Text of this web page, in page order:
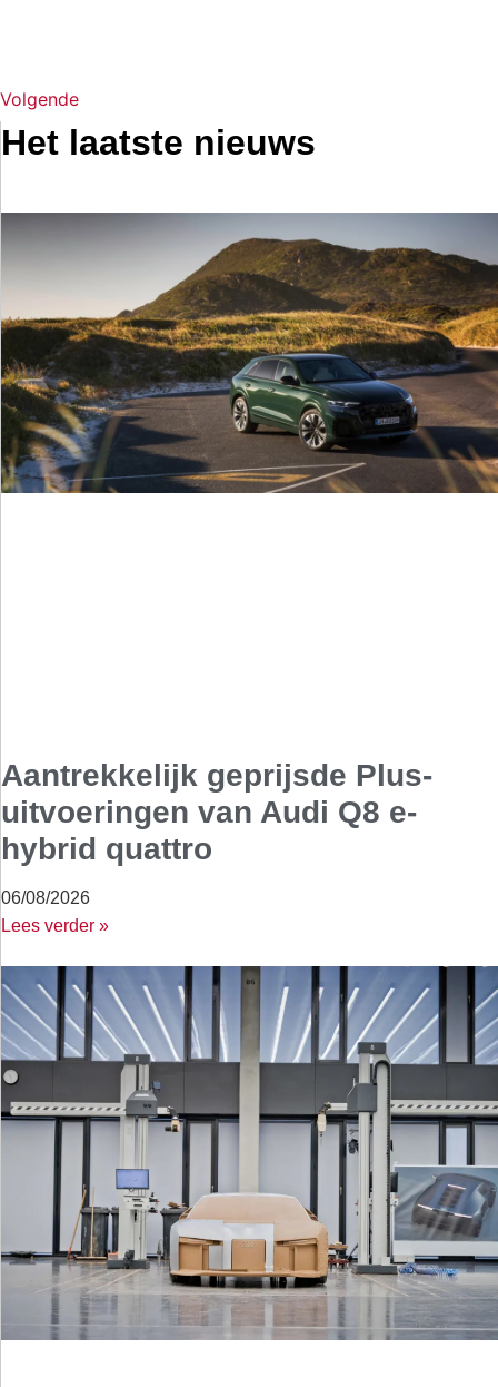
Volgende
Het laatste nieuws
Aantrekkelijk geprijsde Plus-
uitvoeringen van Audi Q8 e-
hybrid quattro
06/08/2026
Lees verder »